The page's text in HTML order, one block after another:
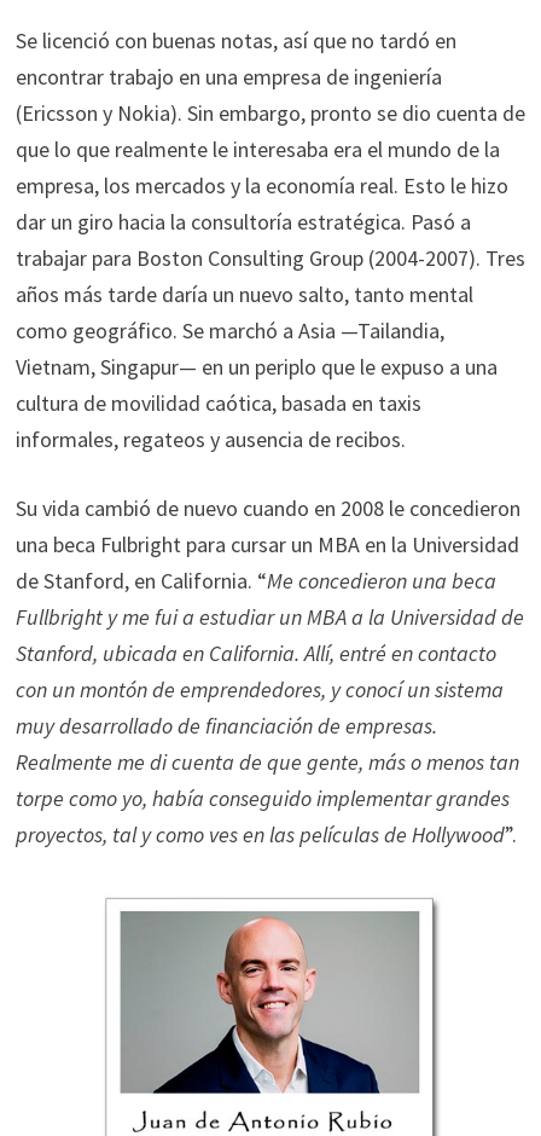
Se licenció con buenas notas, así que no tardó en
encontrar trabajo en una empresa de ingeniería
(Ericsson y Nokia). Sin embargo, pronto se dio cuenta de
que lo que realmente le interesaba era el mundo de la
empresa, los mercados y la economía real. Esto le hizo
dar un giro hacia la consultoría estratégica. Pasó a
trabajar para Boston Consulting Group (2004-2007). Tres
años más tarde daría un nuevo salto, tanto mental
como geográfico. Se marchó a Asia —Tailandia,
Vietnam, Singapur— en un periplo que le expuso a una
cultura de movilidad caótica, basada en taxis
informales, regateos y ausencia de recibos.
Su vida cambió de nuevo cuando en 2008 le concedieron
una beca Fulbright para cursar un MBA en la Universidad
de Stanford, en California. “Me concedieron una beca
Fullbright y me fui a estudiar un MBA a la Universidad de
Stanford, ubicada en California. Allí, entré en contacto
con un montón de emprendedores, y conocí un sistema
muy desarrollado de financiación de empresas.
Realmente me di cuenta de que gente, más o menos tan
torpe como yo, había conseguido implementar grandes
proyectos, tal y como ves en las películas de Hollywood”.